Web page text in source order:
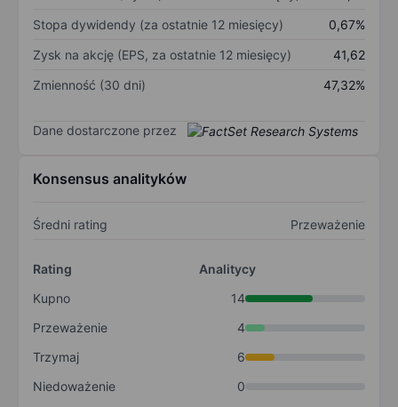
Stopa dywidendy (za ostatnie 12 miesięcy)
0,67%
Zysk na akcję (EPS, za ostatnie 12 miesięcy)
41,62
Zmienność (30 dni)
47,32%
Dane dostarczone przez
Konsensus analityków
Średni rating Przeważenie
Rating
Analitycy
Kupno
14
Przeważenie
4
Trzymaj
6
Niedoważenie
0